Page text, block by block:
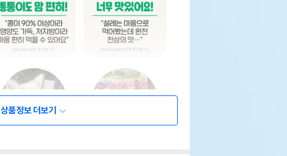
상품정보 더보기